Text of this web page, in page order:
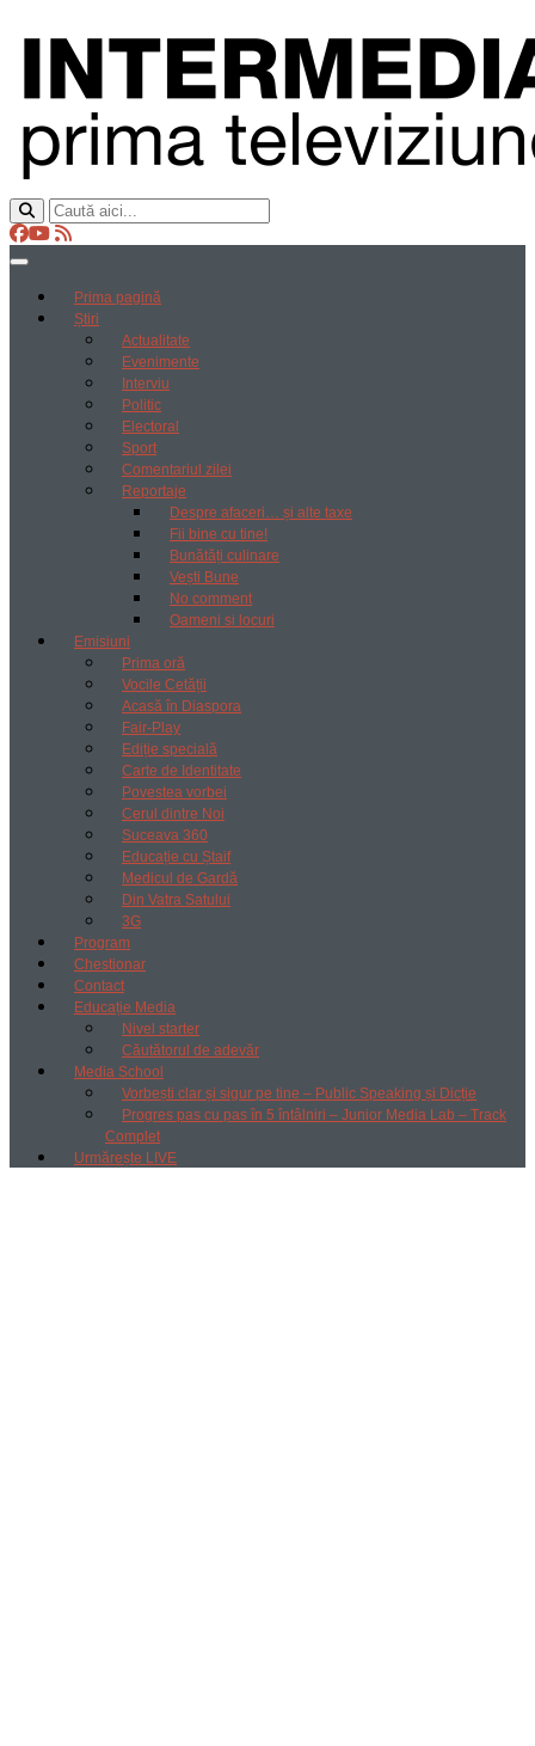
Prima pagină
Știri
Actualitate
Evenimente
Interviu
Politic
Electoral
Sport
Comentariul zilei
Reportaje
Despre afaceri… și alte taxe
Fii bine cu tine!
Bunătăți culinare
Vești Bune
No comment
Oameni si locuri
Emisiuni
Prima oră
Vocile Cetății
Acasă în Diaspora
Fair-Play
Ediție specială
Carte de Identitate
Povestea vorbei
Cerul dintre Noi
Suceava 360
Educație cu Ștaif
Medicul de Gardă
Din Vatra Satului
3G
Program
Chestionar
Contact
Educație Media
Nivel starter
Căutătorul de adevăr
Media School
Vorbești clar și sigur pe tine – Public Speaking și Dicție
Progres pas cu pas în 5 întâlniri – Junior Media Lab – Track
Complet
Urmărește LIVE